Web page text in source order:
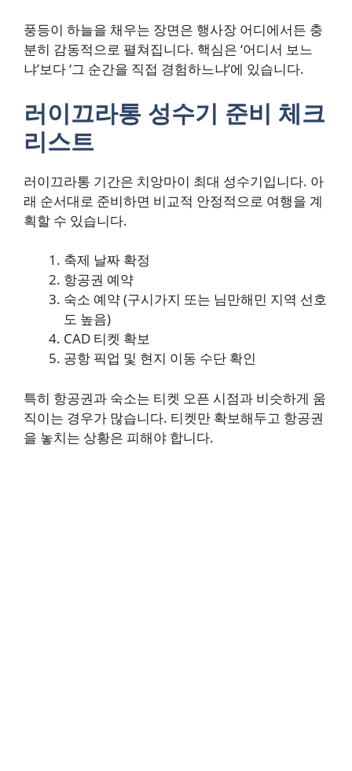
풍등이 하늘을 채우는 장면은 행사장 어디에서든 충
분히 감동적으로 펼쳐집니다. 핵심은 ‘어디서 보느
냐’보다 ‘그 순간을 직접 경험하느냐’에 있습니다.
러이끄라통 성수기 준비 체크
리스트
러이끄라통 기간은 치앙마이 최대 성수기입니다. 아
래 순서대로 준비하면 비교적 안정적으로 여행을 계
획할 수 있습니다.
축제 날짜 확정
항공권 예약
숙소 예약 (구시가지 또는 님만해민 지역 선호
도 높음)
CAD 티켓 확보
공항 픽업 및 현지 이동 수단 확인
특히 항공권과 숙소는 티켓 오픈 시점과 비슷하게 움
직이는 경우가 많습니다. 티켓만 확보해두고 항공권
을 놓치는 상황은 피해야 합니다.